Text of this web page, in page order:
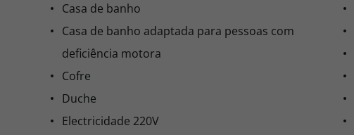
Casa de banho
Casa de banho adaptada para pessoas com
deficiência motora
Cofre
Duche
Electricidade 220V